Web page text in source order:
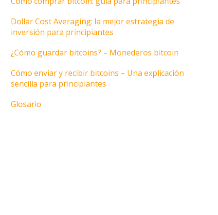
Dollar Cost Averaging: la mejor estrategia de
inversión para principiantes
¿Cómo guardar bitcoins? – Monederos bitcoin
Cómo enviar y recibir bitcoins – Una explicación
sencilla para principiantes
Glosario